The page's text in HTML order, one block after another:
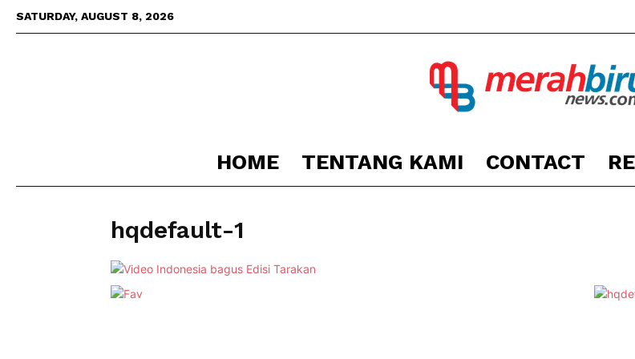
SATURDAY, AUGUST 8, 2026
Berita
HOME TENTANG KAMI CONTACT
hqdefault-1